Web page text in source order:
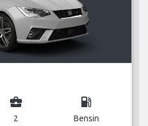
business_center
2
local_gas_station
Bensin